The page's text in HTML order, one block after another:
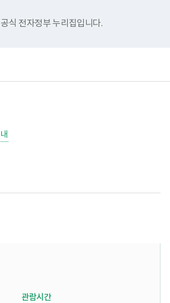
식 전자정부 누리집입니다.
검
관람시간